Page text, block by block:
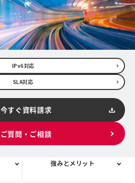
IPv6対応
SLA対応
今すぐ資料請求
ご質問・ご相談
強みとメリット